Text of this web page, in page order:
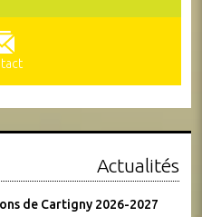
Actualités
de Cartigny 2026-2027